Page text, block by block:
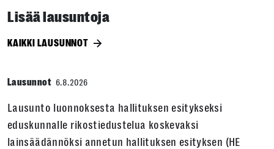
Lisää lausuntoja
KAIKKI LAUSUNNOT
Lausunnot 6.8.2026
Lausunto luonnoksesta hallituksen esitykseksi
eduskunnalle rikostiedustelua koskevaksi
lainsäädännöksi annetun hallituksen esityksen (HE